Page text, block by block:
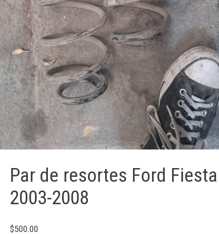
Par de resortes Ford Fiesta
2003-2008
$500.00